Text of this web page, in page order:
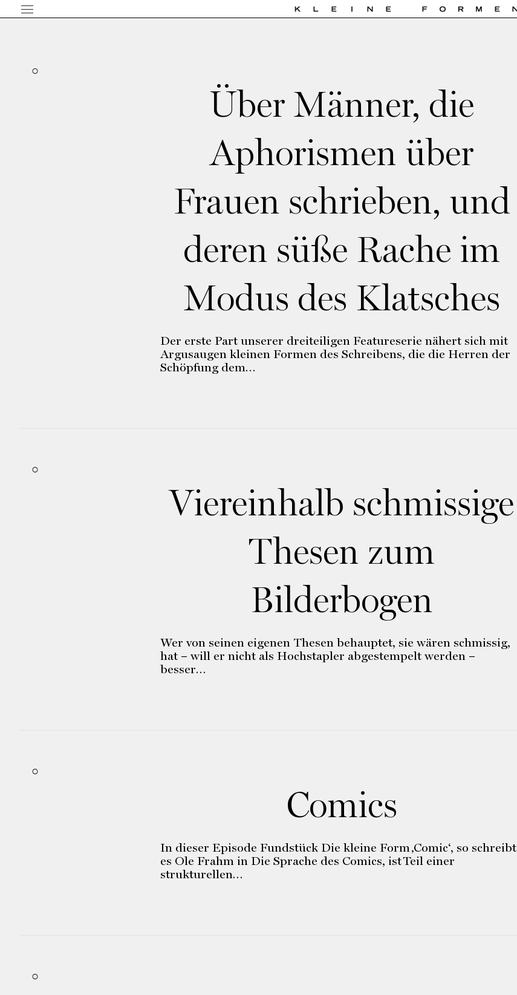
Über Männer, die
Aphorismen über
Frauen schrieben, und
deren süße Rache im
Modus des Klatsches
Der erste Part unserer dreiteiligen Featureserie nähert sich mit
Argusaugen kleinen Formen des Schreibens, die die Herren der
Schöpfung dem…
Viereinhalb schmissige
Thesen zum
Bilderbogen
Wer von seinen eigenen Thesen behauptet, sie wären schmissig,
hat – will er nicht als Hochstapler abgestempelt werden –
besser…
Comics
In dieser Episode Fundstück Die kleine Form ‚Comic‘, so schreibt
es Ole Frahm in Die Sprache des Comics, ist Teil einer
strukturellen…